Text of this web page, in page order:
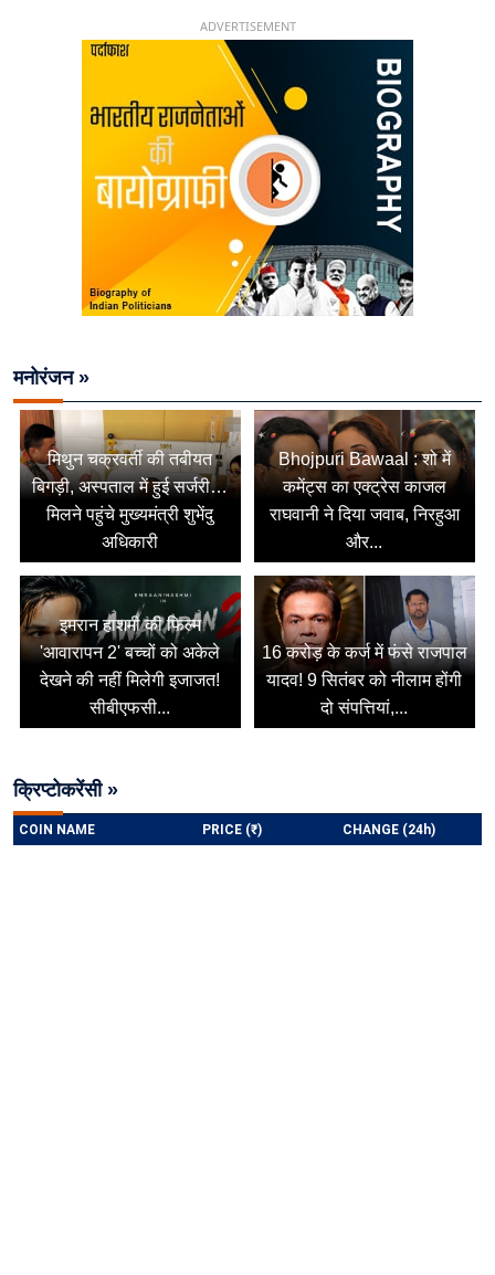
ADVERTISEMENT
मनोरंजन »
मिथुन चक्रवर्ती की तबीयत
बिगड़ी, अस्पताल में हुई सर्जरी…
मिलने पहुंचे मुख्यमंत्री शुभेंदु
अधिकारी
Bhojpuri Bawaal : शो में
कमेंट्स का एक्ट्रेस काजल
राघवानी ने दिया जवाब, निरहुआ
और...
इमरान हाशमी की फिल्म
'आवारापन 2' बच्चों को अकेले
देखने की नहीं मिलेगी इजाजत!
सीबीएफसी...
16 करोड़ के कर्ज में फंसे राजपाल
यादव! 9 सितंबर को नीलाम होंगी
दो संपत्तियां,...
क्रिप्टोकरेंसी »